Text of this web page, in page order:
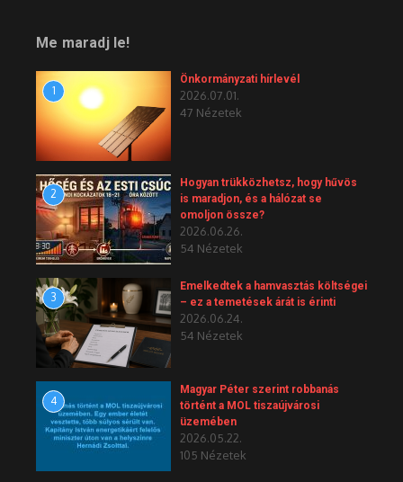
Me maradj le!
1
Önkormányzati hírlevél
2026.07.01.
47 Nézetek
2
Hogyan trükközhetsz, hogy hűvös
is maradjon, és a hálózat se
omoljon össze?
2026.06.26.
54 Nézetek
3
Emelkedtek a hamvasztás költségei
– ez a temetések árát is érinti
2026.06.24.
54 Nézetek
4
Magyar Péter szerint robbanás
történt a MOL tiszaújvárosi
üzemében
2026.05.22.
105 Nézetek